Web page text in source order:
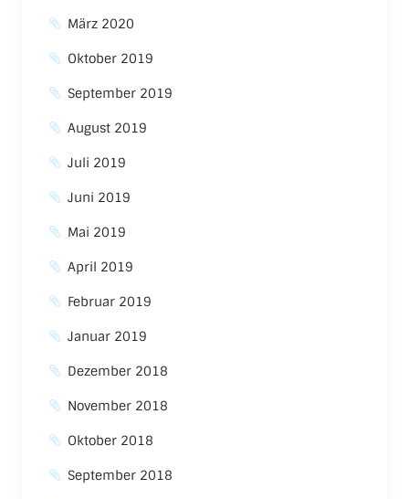
März 2020
Oktober 2019
September 2019
August 2019
Juli 2019
Juni 2019
Mai 2019
April 2019
Februar 2019
Januar 2019
Dezember 2018
November 2018
Oktober 2018
September 2018